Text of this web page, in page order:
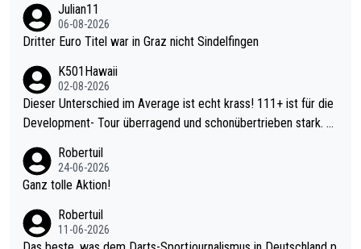
Julian11
06-08-2026
Dritter Euro Titel war in Graz nicht Sindelfingen
K501Hawaii
02-08-2026
Dieser Unterschied im Average ist echt krass! 111+ ist für die
Development- Tour überragend und schonübertrieben stark. U
mal 40+ erst recht. Da gewinnst keinen Blumentopf - ist ja noc
h krasser wie ein Pokalspiel eines Kreisligisten vs einem Bund
Robertuil
24-06-2026
Ganz tolle Aktion!
Robertuil
11-06-2026